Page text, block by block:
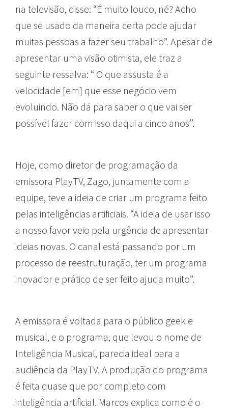
na televisão, disse: “É muito louco, né? Acho
que se usado da maneira certa pode ajudar
muitas pessoas a fazer seu trabalho”. Apesar de
apresentar uma visão otimista, ele traz a
seguinte ressalva: “ O que assusta é a
velocidade [em] que esse negócio vem
evoluindo. Não dá para saber o que vai ser
possível fazer com isso daqui a cinco anos’’.
Hoje, como diretor de programação da
emissora PlayTV, Zago, juntamente com a
equipe, teve a ideia de criar um programa feito
pelas inteligências artificiais. “A ideia de usar isso
a nosso favor veio pela urgência de apresentar
ideias novas. O canal está passando por um
processo de reestruturação, ter um programa
inovador e prático de ser feito ajuda muito”.
A emissora é voltada para o público geek e
musical, e o programa, que levou o nome de
Inteligência Musical, parecia ideal para a
audiência da PlayTV. A produção do programa
é feita quase que por completo com
inteligência artificial. Marcos explica como é o